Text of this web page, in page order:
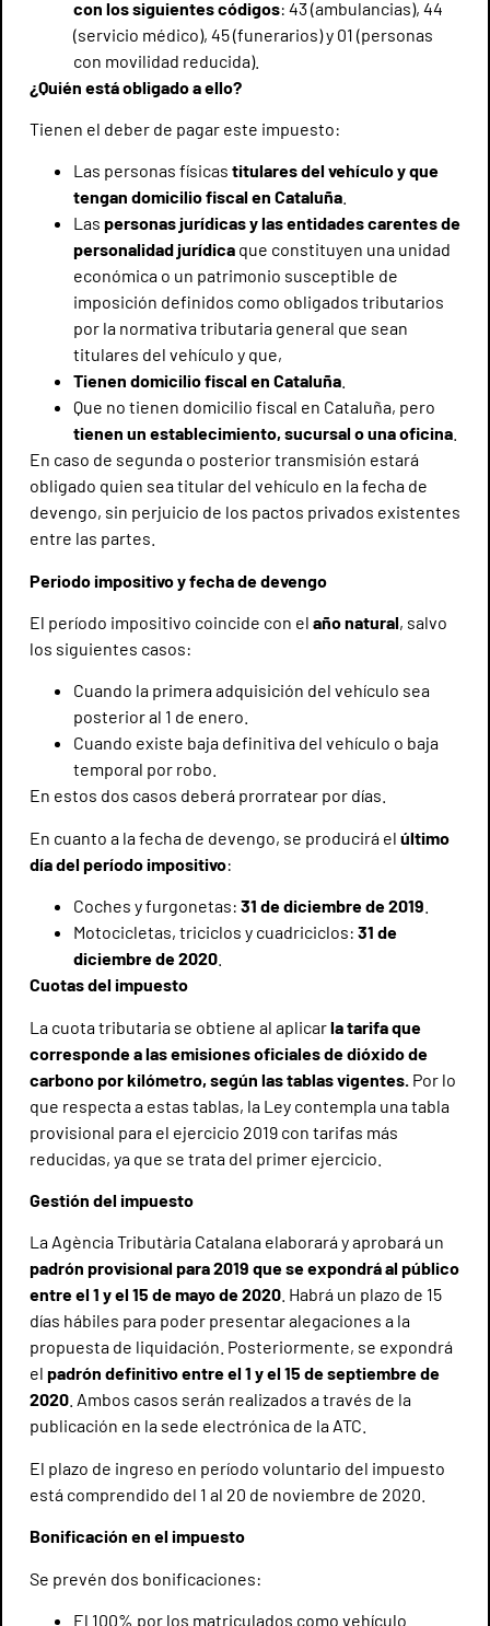
con los siguientes códigos: 43 (ambulancias), 44
(servicio médico), 45 (funerarios) y 01 (personas
con movilidad reducida).
¿Quién está obligado a ello?
Tienen el deber de pagar este impuesto:
Las personas físicas titulares del vehículo y que
tengan domicilio fiscal en Cataluña
Las personas jurídicas y las entidades carentes de
personalidad jurídica que constituyen una unidad
económica o un patrimonio susceptible de
imposición definidos como obligados tributarios
por la normativa tributaria general que sean
titulares del vehículo y que,
Tienen domicilio fiscal en Cataluña
Que no tienen domicilio fiscal en Cataluña, pero
tienen un establecimiento, sucursal o una oficina
En caso de segunda o posterior transmisión estará
obligado quien sea titular del vehículo en la fecha de
devengo, sin perjuicio de los pactos privados existentes
entre las partes.
Periodo impositivo y fecha de devengo
El período impositivo coincide con el año natural, salvo
los siguientes casos:
Cuando la primera adquisición del vehículo sea
posterior al 1 de enero.
Cuando existe baja definitiva del vehículo o baja
temporal por robo.
En estos dos casos deberá prorratear por días.
En cuanto a la fecha de devengo, se producirá el último
día del período impositivo:
Coches y furgonetas: 31 de diciembre de 2019
Motocicletas, triciclos y cuadriciclos: 31 de
diciembre de 2020
Cuotas del impuesto
La cuota tributaria se obtiene al aplicarla tarifa que
corresponde a las emisiones oficiales de dióxido de
carbono por kilómetro, según las tablas vigentes. Por lo
que respecta a estas tablas, la Ley contempla una tabla
provisional para el ejercicio 2019 con tarifas más
reducidas, ya que se trata del primer ejercicio.
Gestión del impuesto
La Agència Tributària Catalana elaborará y aprobará un
padrón provisional para 2019 que se expondrá al público
entre el 1 y el 15 de mayo de 2020 . Habrá un plazo de 15
días hábiles para poder presentar alegaciones a la
propuesta de liquidación. Posteriormente, se expondrá
el padrón definitivo entre el 1 y el 15 de septiembre de
2020 . Ambos casos serán realizados a través de la
publicación en la sede electrónica de la ATC.
El plazo de ingreso en período voluntario del impuesto
está comprendido del 1 al 20 de noviembre de 2020.
Bonificación en el impuesto
Se prevén dos bonificaciones:
El 100% por los matriculados como vehículo